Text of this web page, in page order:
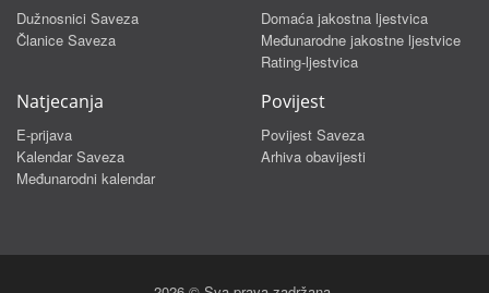
Dužnosnici Saveza
Članice Saveza
Domaća jakostna ljestvica
Međunarodne jakostne ljestvice
Rating-ljestvica
Natjecanja
E-prijava
Kalendar Saveza
Međunarodni kalendar
Povijest
Povijest Saveza
Arhiva obavijesti